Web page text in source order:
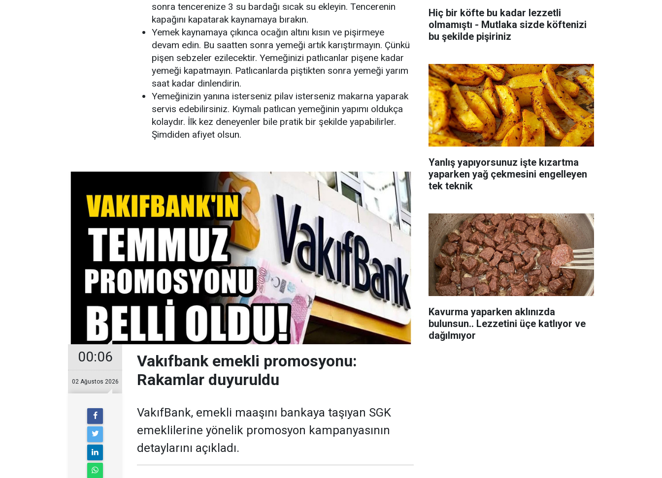
sonra tencerenize 3 su bardağı sıcak su ekleyin. Tencerenin
kapağını kapatarak kaynamaya bırakın.
Yemek kaynamaya çıkınca ocağın altını kısın ve pişirmeye
devam edin. Bu saatten sonra yemeği artık karıştırmayın. Çünkü
pişen sebzeler ezilecektir. Yemeğinizi patlıcanlar pişene kadar
yemeği kapatmayın. Patlıcanlarda piştikten sonra yemeği yarım
saat kadar dinlendirin.
Yemeğinizin yanına isterseniz pilav isterseniz makarna yaparak
servis edebilirsiniz. Kıymalı patlıcan yemeğinin yapımı oldukça
kolaydır. İlk kez deneyenler bile pratik bir şekilde yapabilirler.
Şimdiden afiyet olsun.
00:06
02 Ağustos 2026
Vakıfbank emekli promosyonu:
Rakamlar duyuruldu
VakıfBank, emekli maaşını bankaya taşıyan SGK
emeklilerine yönelik promosyon kampanyasının
detaylarını açıkladı.
Hiç bir köfte bu kadar lezzetli
olmamıştı - Mutlaka sizde köftenizi
bu şekilde pişiriniz
Yanlış yapıyorsunuz işte kızartma
yaparken yağ çekmesini engelleyen
tek teknik
Kavurma yaparken aklınızda
bulunsun.. Lezzetini üçe katlıyor ve
dağılmıyor